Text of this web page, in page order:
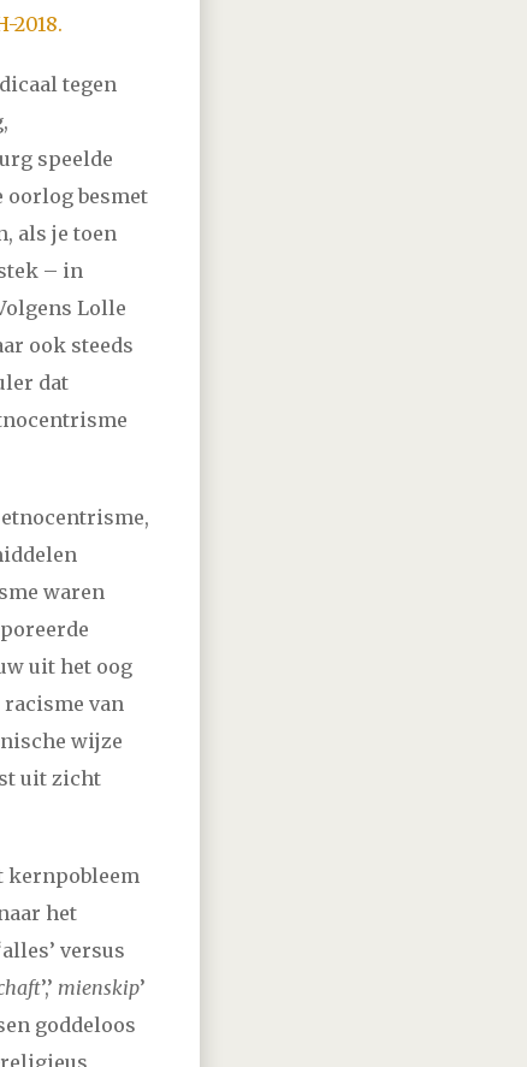
2018.
tegen
speelde
oorlog besmet
als je toen
– in
Lolle
ook steeds
dat
waren
uit het oog
van
wijze
uit zicht
kernpobleem
het
versus
’,’ mienskip’
goddeloos